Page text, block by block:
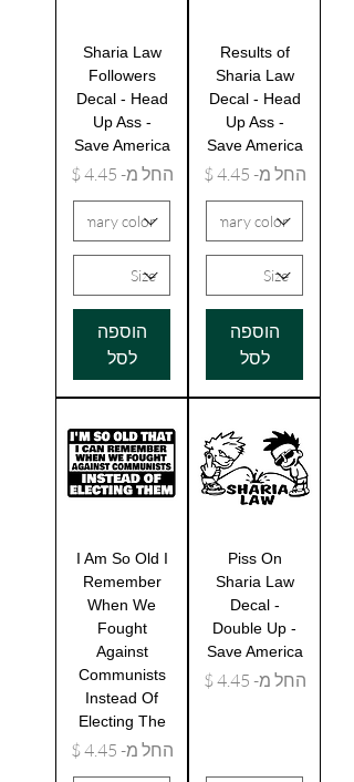
Results of
Sharia Law
Decal - Head
Up Ass -
Save America
החל מ-
מחיר מבצע
הוספה
לסל
Sharia Law
Followers
Decal - Head
Up Ass -
Save America
החל מ-
מחיר מבצע
הוספה
לסל
Piss On
Sharia Law
Decal -
Double Up -
Save America
החל מ-
מחיר מבצע
I Am So Old I
Remember
When We
Fought
Against
Communists
Instead Of
Electing The
החל מ-
מחיר מבצע